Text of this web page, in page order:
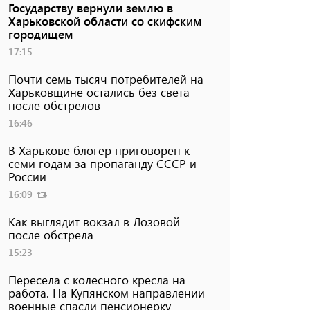
Государству вернули землю в
Харьковской области со скифским
городищем
17:15
Почти семь тысяч потребителей на
Харьковщине остались без света
после обстрелов
16:46
В Харькове блогер приговорен к
семи годам за пропаганду СССР и
России
16:09
Как выглядит вокзал в Лозовой
после обстрела
15:23
Пересела с колесного кресла на
работа. На Купянском направлении
военные спасли пенсионерку